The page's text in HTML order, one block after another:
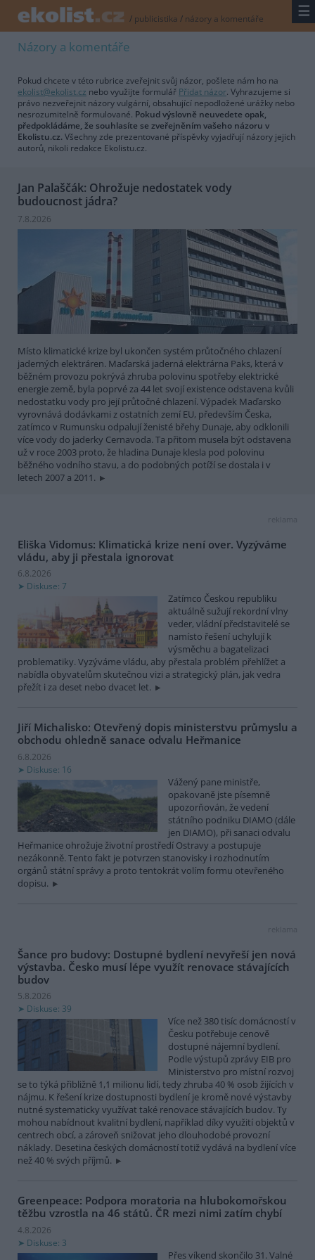
/ publicistika / názory a komentáře ☰
Názory a komentáře
Pokud chcete v této rubrice zveřejnit svůj názor, pošlete nám ho na
ekolist@ekolist.cz nebo využijte formulář Přidat názor. Vyhrazujeme si
právo nezveřejnit názory vulgární, obsahující nepodložené urážky nebo
nesrozumitelně formulované. Pokud výslovně neuvedete opak,
předpokládáme, že souhlasíte se zveřejněním vašeho názoru v
Ekolistu.cz. Všechny zde prezentované příspěvky vyjadřují názory jejich
autorů, nikoli redakce Ekolistu.cz.
Jan Palaščák: Ohrožuje nedostatek vody
budoucnost jádra?
7.8.2026
Místo klimatické krize byl ukončen systém průtočného chlazení
jaderných elektráren. Maďarská jaderná elektrárna Paks, která v
běžném provozu pokrývá zhruba polovinu spotřeby elektrické
energie země, byla poprvé za 44 let svojí existence odstavena kvůli
nedostatku vody pro její průtočné chlazení. Výpadek Maďarsko
vyrovnává dodávkami z ostatních zemí EU, především Česka,
zatímco v Rumunsku odpalují ženisté břehy Dunaje, aby odklonili
více vody do jaderky Cernavoda. Ta přitom musela být odstavena
už v roce 2003 proto, že hladina Dunaje klesla pod polovinu
běžného vodního stavu, a do podobných potíží se dostala i v
letech 2007 a 2011.
reklama
Eliška Vidomus: Klimatická krize není over. Vyzýváme
vládu, aby ji přestala ignorovat
6.8.2026
Diskuse: 7
Zatímco Českou republiku
aktuálně sužují rekordní vlny
veder, vládní představitelé se
namísto řešení uchylují k
výsměchu a bagatelizaci
problematiky. Vyzýváme vládu, aby přestala problém přehlížet a
nabídla obyvatelům skutečnou vizi a strategický plán, jak vedra
přežít i za deset nebo dvacet let.
Jiří Michalisko: Otevřený dopis ministerstvu průmyslu a
obchodu ohledně sanace odvalu Heřmanice
6.8.2026
Diskuse: 16
Vážený pane ministře,
opakovaně jste písemně
upozorňován, že vedení
státního podniku DIAMO (dále
jen DIAMO), při sanaci odvalu
Heřmanice ohrožuje životní prostředí Ostravy a postupuje
nezákonně. Tento fakt je potvrzen stanovisky i rozhodnutím
orgánů státní správy a proto tentokrát volím formu otevřeného
dopisu.
reklama
Šance pro budovy: Dostupné bydlení nevyřeší jen nová
výstavba. Česko musí lépe využít renovace stávajících
budov
5.8.2026
Diskuse: 39
Více než 380 tisíc domácností v
Česku potřebuje cenově
dostupné nájemní bydlení.
Podle výstupů zprávy EIB pro
Ministerstvo pro místní rozvoj
se to týká přibližně 1,1 milionu lidí, tedy zhruba 40 % osob žijících v
nájmu. K řešení krize dostupnosti bydlení je kromě nové výstavby
nutné systematicky využívat také renovace stávajících budov. Ty
mohou nabídnout kvalitní bydlení, například díky využití objektů v
centrech obcí, a zároveň snižovat jeho dlouhodobé provozní
náklady. Desetina českých domácností totiž vydává na bydlení více
než 40 % svých příjmů.
Greenpeace: Podpora moratoria na hlubokomořskou
těžbu vzrostla na 46 států. ČR mezi nimi zatím chybí
4.8.2026
Diskuse: 3
Přes víkend skončilo 31. Valné